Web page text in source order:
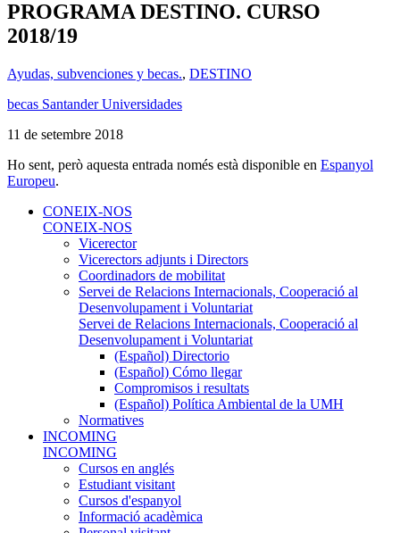
PROGRAMA DESTINO. CURSO
2018/19
Ayudas, subvenciones y becas., DESTINO
becas Santander Universidades
11 de setembre 2018
Ho sent, però aquesta entrada només està disponible en Espanyol
Europeu.
CONEIX-NOS
CONEIX-NOS
Vicerector
Vicerectors adjunts i Directors
Coordinadors de mobilitat
Servei de Relacions Internacionals, Cooperació al
Desenvolupament i Voluntariat
Servei de Relacions Internacionals, Cooperació al
Desenvolupament i Voluntariat
(Español) Directorio
(Español) Cómo llegar
Compromisos i resultats
(Español) Política Ambiental de la UMH
Normatives
INCOMING
INCOMING
Cursos en anglés
Estudiant visitant
Cursos d'espanyol
Informació acadèmica